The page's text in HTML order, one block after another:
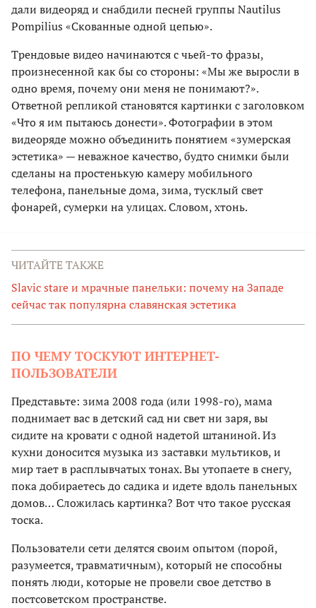
дали видеоряд и снабдили песней группы Nautilus
Pompilius «Скованные одной цепью».
Трендовые видео начинаются с чьей-то фразы,
произнесенной как бы со стороны: «Мы же выросли в
одно время, почему они меня не понимают?».
Ответной репликой становятся картинки с заголовком
«Что я им пытаюсь донести». Фотографии в этом
видеоряде можно объединить понятием «зумерская
эстетика» — неважное качество, будто снимки были
сделаны на простенькую камеру мобильного
телефона, панельные дома, зима, тусклый свет
фонарей, сумерки на улицах. Словом, хтонь.
ЧИТАЙТЕ ТАКЖЕ
Slavic stare и мрачные панельки: почему на Западе
сейчас так популярна славянская эстетика
ПО ЧЕМУ ТОСКУЮТ ИНТЕРНЕТ-
ПОЛЬЗОВАТЕЛИ
Представьте: зима 2008 года (или 1998-го), мама
поднимает вас в детский сад ни свет ни заря, вы
сидите на кровати с одной надетой штаниной. Из
кухни доносится музыка из заставки мультиков, и
мир тает в расплывчатых тонах. Вы утопаете в снегу,
пока добираетесь до садика и идете вдоль панельных
домов… Сложилась картинка? Вот что такое русская
тоска.
Пользователи сети делятся своим опытом (порой,
разумеется, травматичным), который не способны
понять люди, которые не провели свое детство в
постсоветском пространстве.